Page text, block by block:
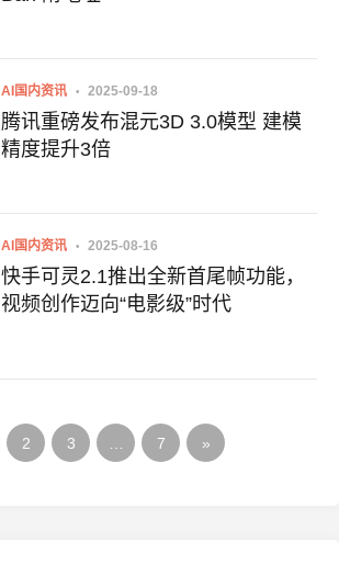
AI国内资讯 2025-09-18
腾讯重磅发布混元3D 3.0模型 建模
精度提升3倍
AI国内资讯 2025-08-16
快手可灵2.1推出全新首尾帧功能，
视频创作迈向“电影级”时代
2 3 7 »